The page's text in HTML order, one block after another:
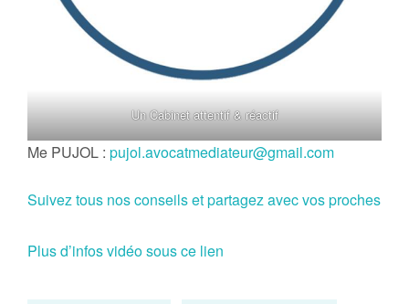
Un Cabinet attentif & réactif
Me PUJOL : pujol.avocatmediateur@gmail.com
Suivez tous nos conseils et partagez avec vos proches
Plus d’infos vidéo sous ce lien